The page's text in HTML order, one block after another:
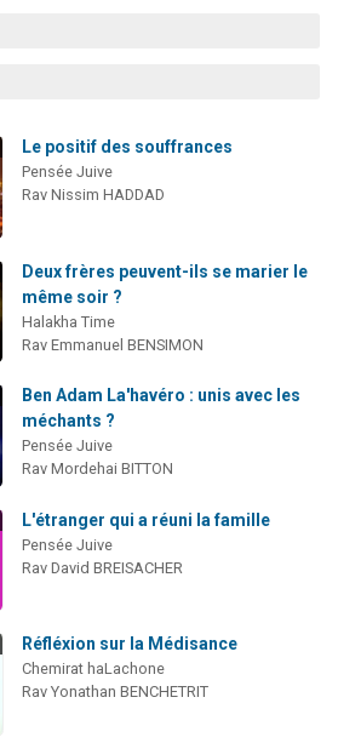
vient de donner son Maasser
Le positif des souffrances
Pensée Juive
Rav Nissim HADDAD
Deux frères peuvent-ils se marier le
même soir ?
Halakha Time
Rav Emmanuel BENSIMON
Ben Adam La'havéro : unis avec les
méchants ?
Pensée Juive
Rav Mordehai BITTON
L'étranger qui a réuni la famille
Pensée Juive
Rav David BREISACHER
Réfléxion sur la Médisance
Chemirat haLachone
Rav Yonathan BENCHETRIT